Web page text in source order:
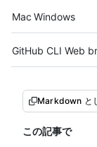
Platform
Mac Windows
Tool
GitHub CLI Web
Markdown と
この記事で